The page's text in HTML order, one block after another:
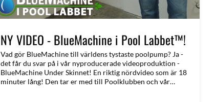
NY VIDEO - BlueMachine i Pool Labbet™!
Vad gör BlueMachine till världens tystaste poolpump? Ja -
det får du svar på i vår nyproducerade videoproduktion -
BlueMachine Under Skinnet! En riktig nördvideo som är 18
minuter lång! Den tar er med till Poolklubben och vår